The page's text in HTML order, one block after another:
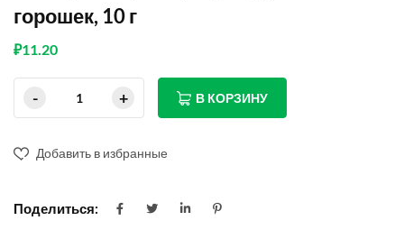
горошек, 10 г
₽11.20
В КОРЗИНУ
Добавить в избранные
Поделиться: